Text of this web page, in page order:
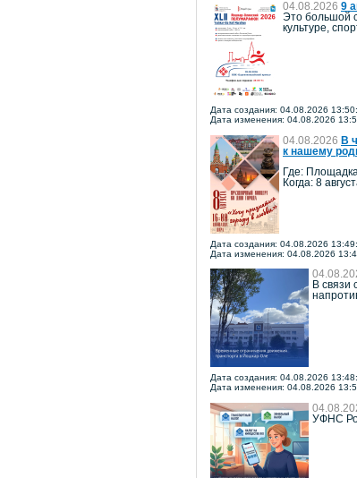
04.08.2026 9
Это большой
культуре,
Дата создания: 04.08.2026
Дата изменения: 04.08.2026
04.08.2026 В
к нашему
Где:
Когда: 8
Дата создания: 04.08.2026
Дата изменения: 04.08.2026
В связи
Дата создания: 04.08.2026
Дата изменения: 04.08.2026
УФНС